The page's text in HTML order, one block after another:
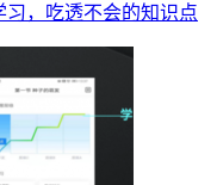
，吃透不会的知识点